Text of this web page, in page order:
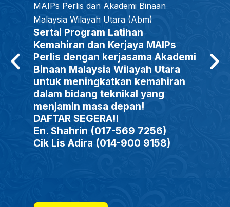
MAIPs Perlis dan Akademi Binaan
Malaysia Wilayah Utara (Abm)
Sertai Program Latihan
Kemahiran dan Kerjaya MAIPs
Perlis dengan kerjasama Akademi
Binaan Malaysia Wilayah Utara
untuk meningkatkan kemahiran
dalam bidang teknikal yang
menjamin masa depan!
DAFTAR SEGERA!!
En. Shahrin (017-569 7256)
Cik Lis Adira (014-900 9158)